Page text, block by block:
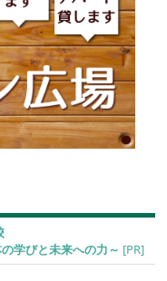
学びと未来への力～ [PR]